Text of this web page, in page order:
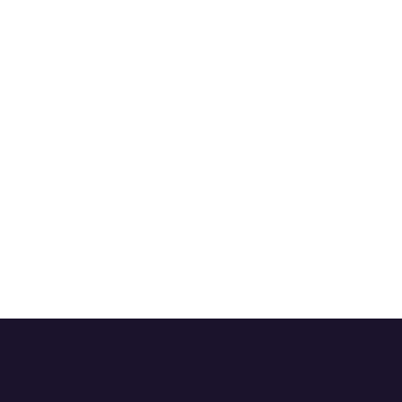
preserving a
from 1989—a man lost to
a local guide whose fate
this forgotten footage